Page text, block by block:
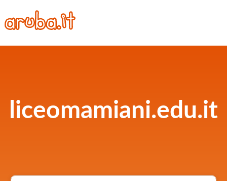
liceomamiani.edu.it